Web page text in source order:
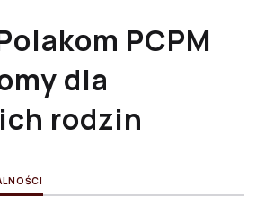
PCPM
dla
rodzin